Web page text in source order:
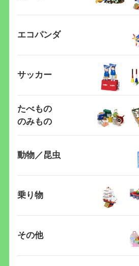
エコパンダ
サッカー
たべもの
のみもの
動物／昆虫
乗り物
その他